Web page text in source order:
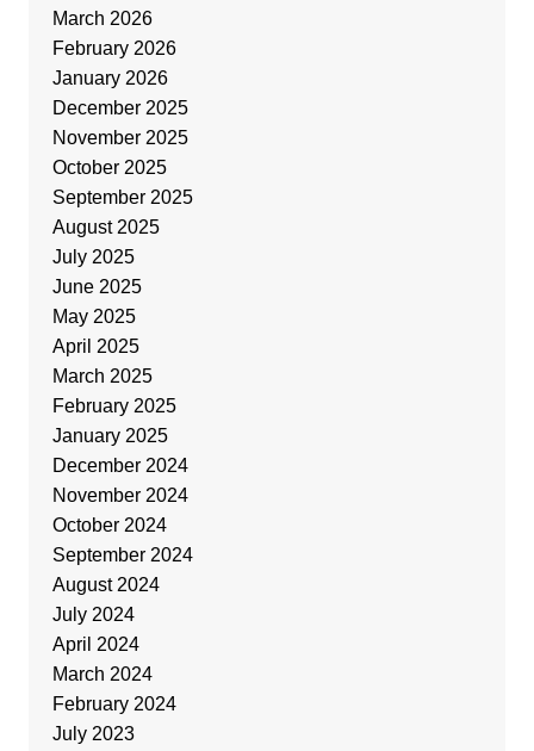
March 2026
February 2026
January 2026
December 2025
November 2025
October 2025
September 2025
August 2025
July 2025
June 2025
May 2025
April 2025
March 2025
February 2025
January 2025
December 2024
November 2024
October 2024
September 2024
August 2024
July 2024
April 2024
March 2024
February 2024
July 2023